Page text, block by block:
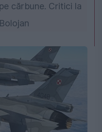
cărbune. Critici la